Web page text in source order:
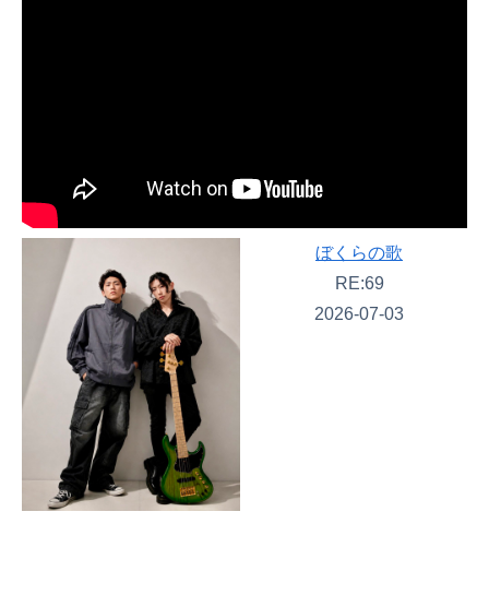
ぼくらの歌
RE:69
2026-07-03